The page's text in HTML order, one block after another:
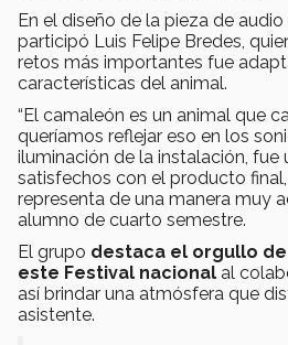
En el diseño de la pieza de
participó Luis Felipe Bredes,
retos más importantes fue
características del animal.
“El camaleón es un animal que
queríamos reflejar eso en los
iluminación de la instalación, fue
satisfechos con el producto
representa de una manera muy
alumno de cuarto semestre.
El grupo destaca el orgullo
este Festival nacional al
así brindar una atmósfera que
asistente.